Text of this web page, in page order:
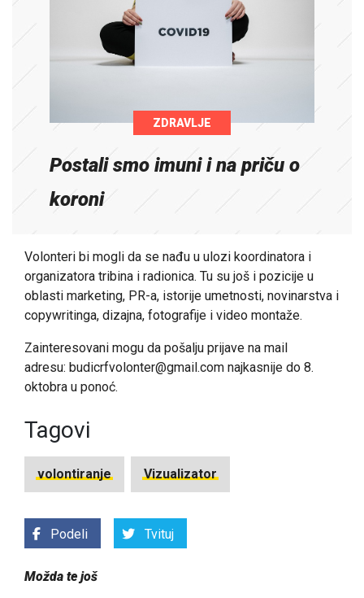
ZDRAVLJE
Postali smo imuni i na priču o
koroni
Volonteri bi mogli da se nađu u ulozi koordinatora i
organizatora tribina i radionica. Tu su još i pozicije u
oblasti marketing, PR-a, istorije umetnosti, novinarstva i
copywritinga, dizajna, fotografije i video montaže.
Zainteresovani mogu da pošalju prijave na mail
adresu: budicrfvolonter@gmail.com najkasnije do 8.
oktobra u ponoć.
Tagovi
volontiranje Vizualizator
Podeli Tvituj
Možda te još